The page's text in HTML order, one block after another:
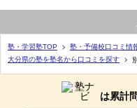
塾・学習塾TOP 塾・予備校口コミ情
大分県の塾を塾名から口コミを探す
は累計